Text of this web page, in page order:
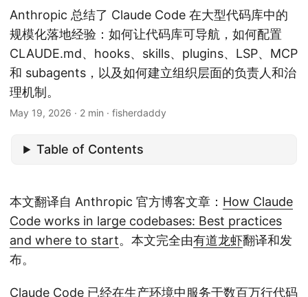
Anthropic 总结了 Claude Code 在大型代码库中的
规模化落地经验：如何让代码库可导航，如何配置
CLAUDE.md、hooks、skills、plugins、LSP、MCP
和 subagents，以及如何建立组织层面的负责人和治
理机制。
May 19, 2026 · 2 min · fisherdaddy
Table of Contents
本文翻译自 Anthropic 官方博客文章： How Claude
Code works in large codebases: Best practices
and where to start。本文完全由有道龙虾翻译和发
布。
Claude Code 已经在生产环境中服务于数百万行代码